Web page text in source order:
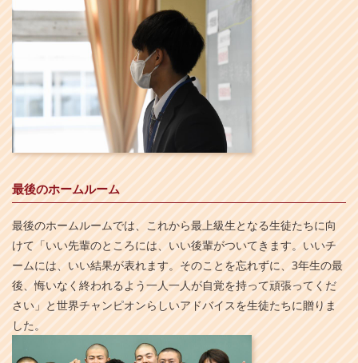
最後のホームルーム
最後のホームルームでは、これから最上級生となる生徒たちに向
けて「いい先輩のところには、いい後輩がついてきます。いいチ
ームには、いい結果が表れます。そのことを忘れずに、3年生の最
後、悔いなく終われるよう一人一人が自覚を持って頑張ってくだ
さい」と世界チャンピオンらしいアドバイスを生徒たちに贈りま
した。